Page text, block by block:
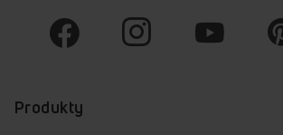
Produkty